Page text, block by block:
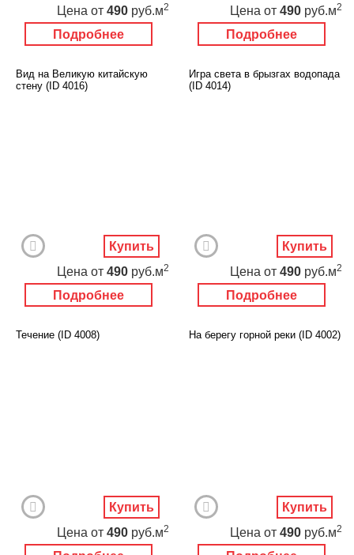
Подробнее
Цена от 490 руб.м2
Подробнее
Цена от 490 руб.м2
Вид на Великую китайскую
стену (ID 4016)
Подробнее
Цена от 490 руб.м2
Купить
Игра света в брызгах водопада
(ID 4014)
Подробнее
Цена от 490 руб.м2
Купить
Течение (ID 4008)
Цена от 490 руб.м2
Купить
На берегу горной реки (ID 4002)
Цена от 490 руб.м2
Купить